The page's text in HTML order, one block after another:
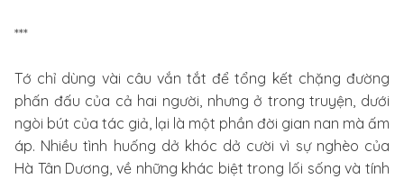
***
Tớ chỉ dùng vài câu vắn tắt để tổng kết chặng đường
phấn đấu của cả hai người, nhưng ở trong truyện, dưới
ngòi bút của tác giả, lại là một phần đời gian nan mà ấm
áp. Nhiều tình huống dở khóc dở cười vì sự nghèo của
Hà Tân Dương, về những khác biệt trong lối sống và tính